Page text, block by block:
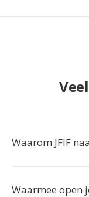
Waarom JFIF
Waarmee open